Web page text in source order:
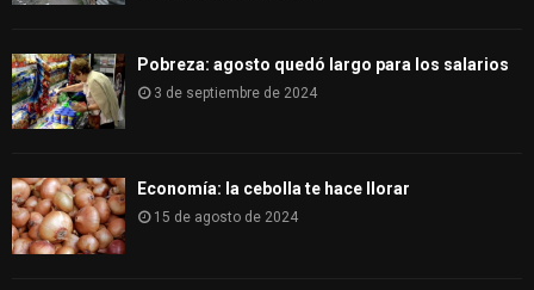
Pobreza: agosto quedó largo para los salarios
3 de septiembre de 2024
Economía: la cebolla te hace llorar
15 de agosto de 2024